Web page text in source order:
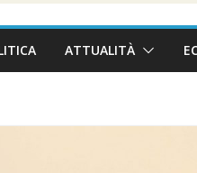
ATTUALITÀ